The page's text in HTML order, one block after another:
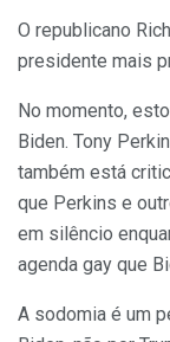
O republicano
presidente mais
No momento,
Biden. Tony
também está
que Perkins e
em silêncio
agenda gay que
A sodomia é um